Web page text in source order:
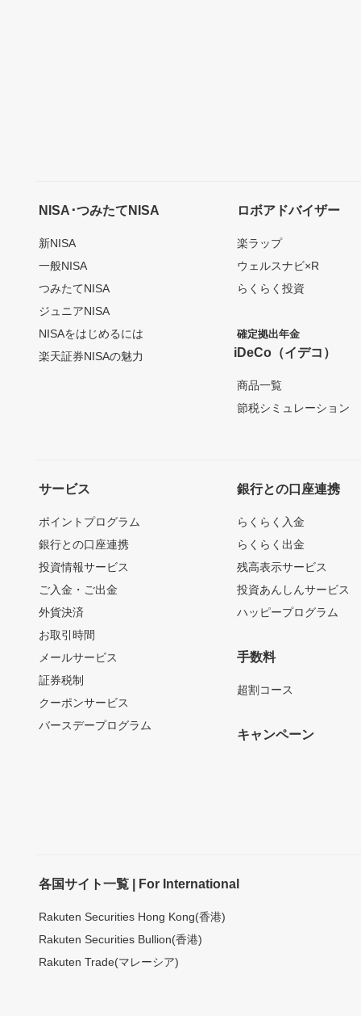
NISA･つみたてNISA
新NISA
一般NISA
つみたてNISA
ジュニアNISA
NISAをはじめるには
楽天証券NISAの魅力
ロボアドバイザー
楽ラップ
ウェルスナビ×R
らくらく投資
確定拠出年金
iDeCo（イデコ）
商品一覧
節税シミュレーション
サービス
ポイントプログラム
銀行との口座連携
投資情報サービス
ご入金・ご出金
外貨決済
お取引時間
メールサービス
証券税制
クーポンサービス
バースデープログラム
銀行との口座連携
らくらく入金
らくらく出金
残高表示サービス
投資あんしんサービス
ハッピープログラム
手数料
超割コース
キャンペーン
各国サイト一覧 | For International
Rakuten Securities Hong Kong(香港)
Rakuten Securities Bullion(香港)
Rakuten Trade(マレーシア)